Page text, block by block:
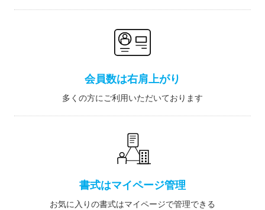
会員数は右肩上がり
多くの方にご利用いただいております
書式はマイページ管理
お気に入りの書式はマイページで管理できる